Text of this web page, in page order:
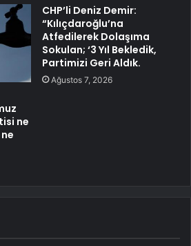
ne
CHP’li Deniz Demir:
“Kılıçdaroğlu’na
Atfedilerek Dolaşıma
Sokulan; ‘3 Yıl Bekledik,
Partimizi Geri Aldık.
Ağustos 7, 2026